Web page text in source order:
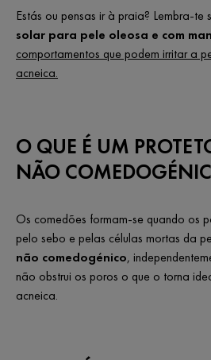
Estás ou pensas ir à praia? Lembra-te
solar para pele oleosa e com
comportamentos que podem irritar a
acneica.
O QUE É UM
NÃO
Os comedões formam-se quando os
pelo sebo e pelas células mortas da
não comedogénico,
não obstrui os poros o que o torna
acneica.